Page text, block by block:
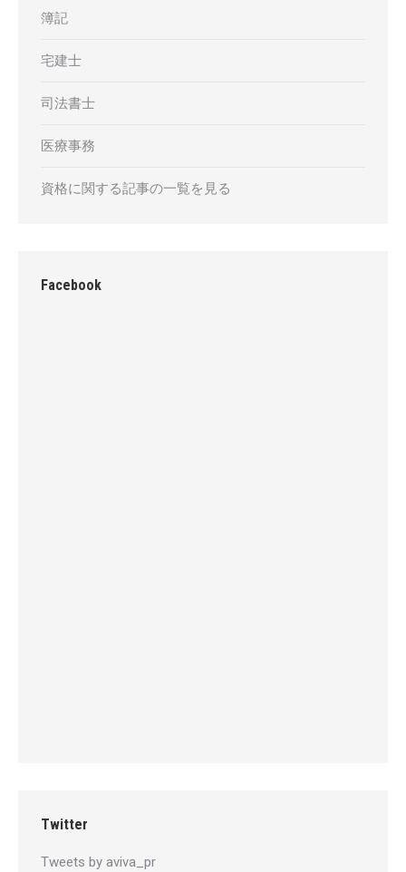
簿記
宅建士
司法書士
医療事務
資格に関する記事の一覧を見る
Facebook
Twitter
Tweets by aviva_pr